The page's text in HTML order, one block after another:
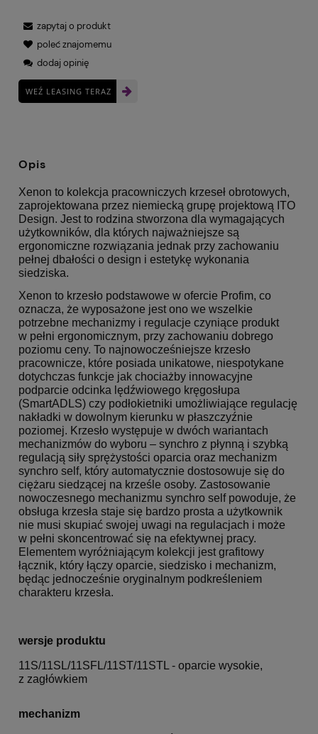
zapytaj o produkt
poleć znajomemu
dodaj opinię
WEŹ LEASING TERAZ
Opis
Xenon to kolekcja pracowniczych krzeseł obrotowych,
zaprojektowana przez niemiecką grupę projektową ITO
Design. Jest to rodzina stworzona dla wymagających
użytkowników, dla których najważniejsze są
ergonomiczne rozwiązania jednak przy zachowaniu
pełnej dbałości o design i estetykę wykonania
siedziska.
Xenon to krzesło podstawowe w ofercie Profim, co
oznacza, że wyposażone jest ono we wszelkie
potrzebne mechanizmy i regulacje czyniące produkt
w pełni ergonomicznym, przy zachowaniu dobrego
poziomu ceny. To najnowocześniejsze krzesło
pracownicze, które posiada unikatowe, niespotykane
dotychczas funkcje jak chociażby innowacyjne
podparcie odcinka lędźwiowego kręgosłupa
(SmartADLS) czy podłokietniki umożliwiające regulację
nakładki w dowolnym kierunku w płaszczyźnie
poziomej. Krzesło występuje w dwóch wariantach
mechanizmów do wyboru – synchro z płynną i szybką
regulacją siły sprężystości oparcia oraz mechanizm
synchro self, który automatycznie dostosowuje się do
ciężaru siedzącej na krześle osoby. Zastosowanie
nowoczesnego mechanizmu synchro self powoduje, że
obsługa krzesła staje się bardzo prosta a użytkownik
nie musi skupiać swojej uwagi na regulacjach i może
w pełni skoncentrować się na efektywnej pracy.
Elementem wyróżniającym kolekcji jest grafitowy
łącznik, który łączy oparcie, siedzisko i mechanizm,
będąc jednocześnie oryginalnym podkreśleniem
charakteru krzesła.
wersje produktu
11S/11SL/11SFL/11ST/11STL - oparcie wysokie,
z zagłówkiem
mechanizm